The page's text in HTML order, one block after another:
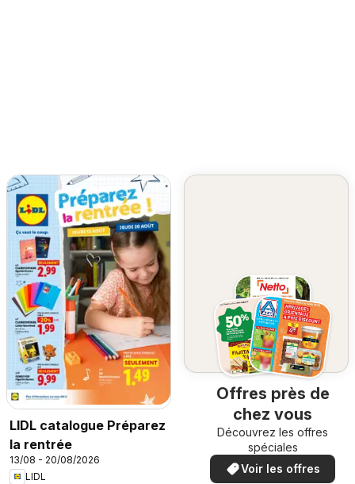
LIDL catalogue Préparez
la rentrée
13/08 - 20/08/2026
LIDL
Offres près de
chez vous
Découvrez les offres
spéciales
Voir les offres